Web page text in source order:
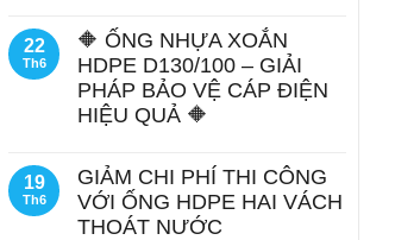
22
Th6
🔶 ỐNG NHỰA XOẮN
HDPE D130/100 – GIẢI
PHÁP BẢO VỆ CÁP ĐIỆN
HIỆU QUẢ 🔶
19
Th6
GIẢM CHI PHÍ THI CÔNG
VỚI ỐNG HDPE HAI VÁCH
THOÁT NƯỚC